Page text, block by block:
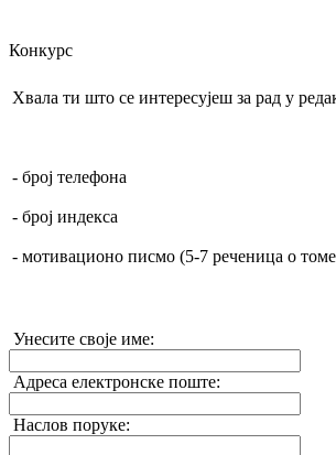
Конкурс
Хвала ти што се интересујеш за рад у
- број телефона
- број индекса
- мотивационо писмо (5-7 реченица о
Унесите своје име:
Адреса електронске поште:
Наслов поруке: